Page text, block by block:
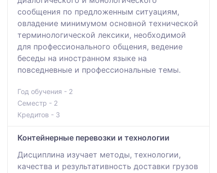
сообщения по предложенным ситуациям,
овладение минимумом основной технической
терминологической лексики, необходимой
для профессионального общения, ведение
беседы на иностранном языке на
повседневные и профессиональные темы.
Год обучения - 2
Семестр - 2
Кредитов - 3
Контейнерные перевозки и технологии
Дисциплина изучает методы, технологии,
качества и результативность доставки грузов